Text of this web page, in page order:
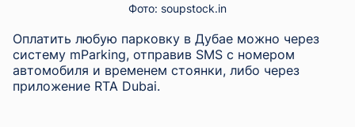
Фото: soupstock.in
Оплатить любую парковку в Дубае можно через
систему mParking, отправив SMS с номером
автомобиля и временем стоянки, либо через
приложение RTA Dubai.